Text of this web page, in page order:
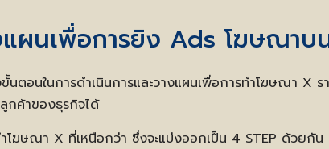
ผนเพื่อการยิง Ads โฆษณาบ
ตอนในการดำเนินการและวางแผนเพื่อการทำโฆษณา X ร
ลูกค้าของธุรกิจได้
โฆษณา X ที่เหนือกว่า ซึ่งจะแบ่งออกเป็น 4 STEP ด้วยกั